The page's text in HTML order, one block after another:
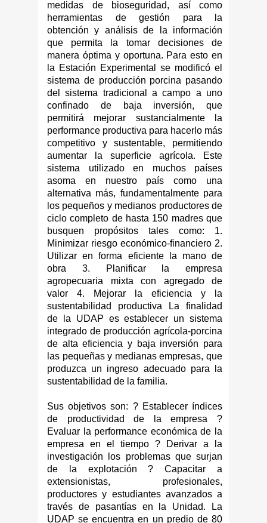
medidas de bioseguridad, así como
herramientas de gestión para la
obtención y análisis de la información
que permita la tomar decisiones de
manera óptima y oportuna. Para esto en
la Estación Experimental se modificó el
sistema de producción porcina pasando
del sistema tradicional a campo a uno
confinado de baja inversión, que
permitirá mejorar sustancialmente la
performance productiva para hacerlo más
competitivo y sustentable, permitiendo
aumentar la superficie agrícola. Este
sistema utilizado en muchos países
asoma en nuestro país como una
alternativa más, fundamentalmente para
los pequeños y medianos productores de
ciclo completo de hasta 150 madres que
busquen propósitos tales como: 1.
Minimizar riesgo económico-financiero 2.
Utilizar en forma eficiente la mano de
obra 3. Planificar la empresa
agropecuaria mixta con agregado de
valor 4. Mejorar la eficiencia y la
sustentabilidad productiva La finalidad
de la UDAP es establecer un sistema
integrado de producción agrícola-porcina
de alta eficiencia y baja inversión para
las pequeñas y medianas empresas, que
produzca un ingreso adecuado para la
sustentabilidad de la familia.
Sus objetivos son: ? Establecer índices
de productividad de la empresa ?
Evaluar la performance económica de la
empresa en el tiempo ? Derivar a la
investigación los problemas que surjan
de la explotación ? Capacitar a
extensionistas, profesionales,
productores y estudiantes avanzados a
través de pasantías en la Unidad. La
UDAP se encuentra en un predio de 80